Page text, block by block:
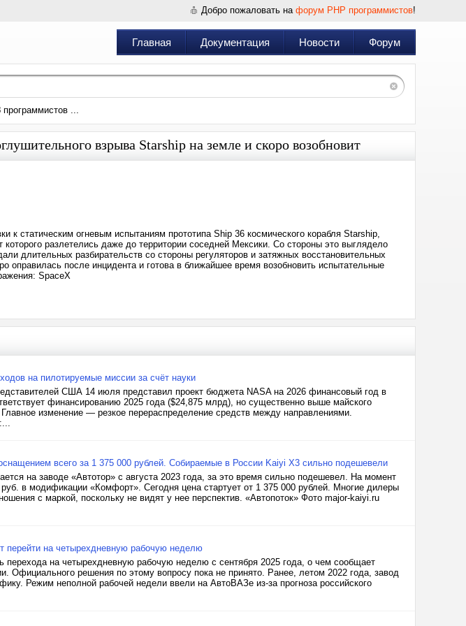
Добро пожаловать на форум PHP программистов!
Главная Документация Новости Форум
...
взрыва Starship на земле и скоро возобновит
к статическим огневым испытаниям прототипа Ship 36 космического корабля Starship,
разлетелись даже до территории соседней Мексики. Со стороны это выглядело
длительных разбирательств со стороны регуляторов и затяжных восстановительных
оправилась после инцидента и готова в ближайшее время возобновить испытательные
SpaceX
на пилотируемые миссии за счёт науки
США 14 июля представил проект бюджета NASA на 2026 финансовый год в
финансированию 2025 года ($24,875 млрд), но существенно выше майского
изменение — резкое перераспределение средств между направлениями.
всего за 1 375 000 рублей. Собираемые в России Kaiyi X3 сильно подешевели
на заводе «Автотор» с августа 2023 года, за это время сильно подешевел. На момент
в модификации «Комфорт». Сегодня цена стартует от 1 375 000 рублей. Многие дилеры
с маркой, поскольку не видят у нее перспектив. «Автопоток» Фото major-kaiyi.ru
перейти на четырехдневную рабочую неделю
на четырехдневную рабочую неделю с сентября 2025 года, о чем сообщает
Официального решения по этому вопросу пока не принято. Ранее, летом 2022 года, завод
Режим неполной рабочей недели ввели на АвтоВАЗе из-за прогноза российского